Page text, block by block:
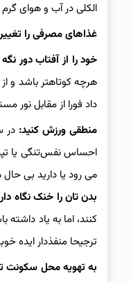
الکلی در آب و هوای
غذاهای مصرفی را
خود را از آفتاب دور نگه
داد فورا از مقابل نور مستقیم
منطقی ورزش کنید: در
احساس نفس‌تنگی یا
می ‌رود یا دارید بی
بدن تان را خنک نگاه
‌کنند، اما به یاد
ترجیحا منفذدار ایده‌
به تهویه محل سکونت